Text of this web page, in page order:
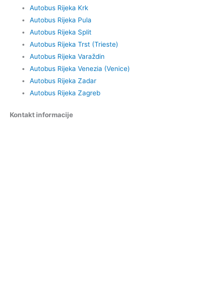
Autobus Rijeka Krk
Autobus Rijeka Pula
Autobus Rijeka Split
Autobus Rijeka Trst (Trieste)
Autobus Rijeka Varaždin
Autobus Rijeka Venezia (Venice)
Autobus Rijeka Zadar
Autobus Rijeka Zagreb
Kontakt informacije